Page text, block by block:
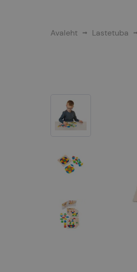
Avaleht Lastetuba